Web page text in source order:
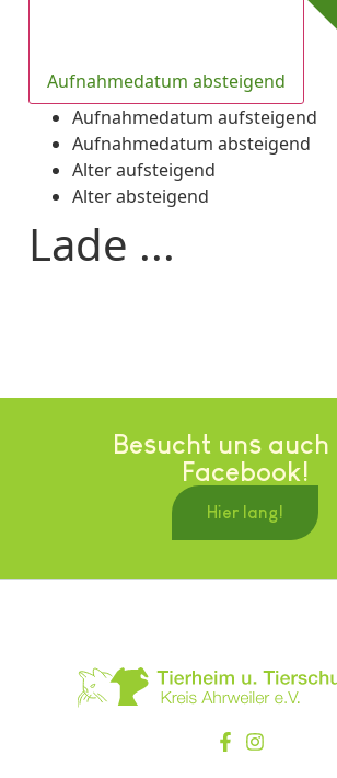
Aufnahmedatum absteigend
Aufnahmedatum aufsteigend
Aufnahmedatum absteigend
Alter aufsteigend
Alter absteigend
Lade ...
Besucht uns
Facebook!
Hier lang!